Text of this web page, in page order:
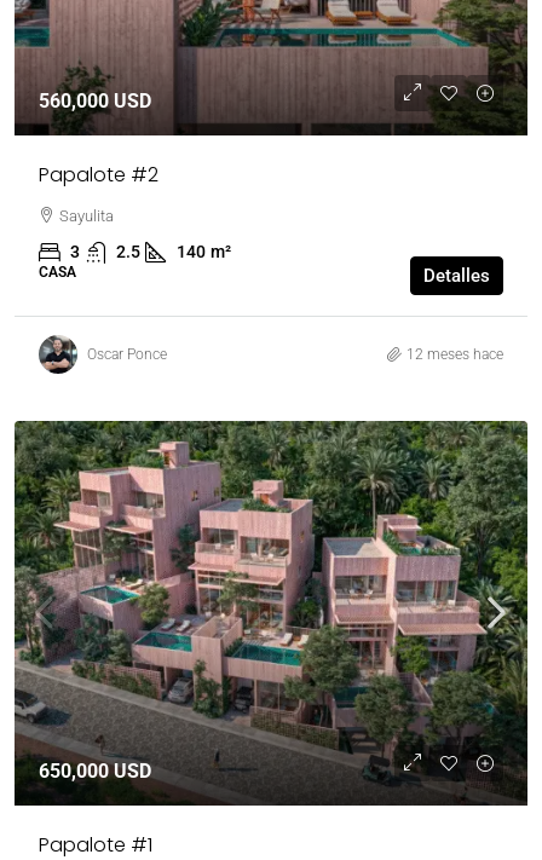
560,000 USD
Papalote #2
Sayulita
3 2.5 140 m²
CASA Detalles
Oscar Ponce 12 meses hace
650,000 USD
Papalote #1